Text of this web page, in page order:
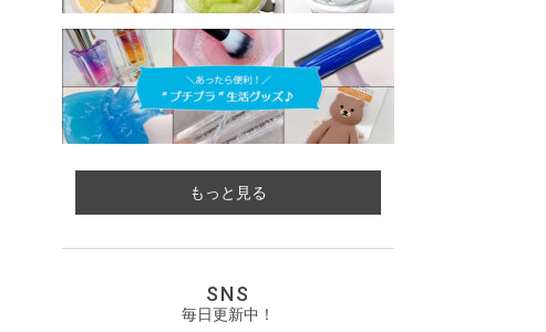
もっと見る
SNS
毎日更新中！